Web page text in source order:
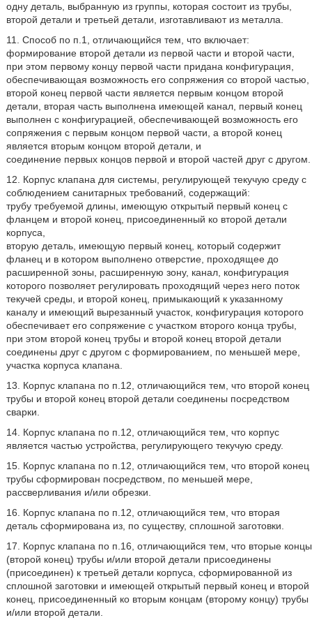
одну деталь, выбранную из группы, которая состоит из трубы,
второй детали и третьей детали, изготавливают из металла.
11. Способ по п.1, отличающийся тем, что включает:
формирование второй детали из первой части и второй части,
при этом первому концу первой части придана конфигурация,
обеспечивающая возможность его сопряжения со второй частью,
второй конец первой части является первым концом второй
детали, вторая часть выполнена имеющей канал, первый конец
выполнен с конфигурацией, обеспечивающей возможность его
сопряжения с первым концом первой части, а второй конец
является вторым концом второй детали, и
соединение первых концов первой и второй частей друг с другом.
12. Корпус клапана для системы, регулирующей текучую среду с
соблюдением санитарных требований, содержащий:
трубу требуемой длины, имеющую открытый первый конец с
фланцем и второй конец, присоединенный ко второй детали
корпуса,
вторую деталь, имеющую первый конец, который содержит
фланец и в котором выполнено отверстие, проходящее до
расширенной зоны, расширенную зону, канал, конфигурация
которого позволяет регулировать проходящий через него поток
текучей среды, и второй конец, примыкающий к указанному
каналу и имеющий вырезанный участок, конфигурация которого
обеспечивает его сопряжение с участком второго конца трубы,
при этом второй конец трубы и второй конец второй детали
соединены друг с другом с формированием, по меньшей мере,
участка корпуса клапана.
13. Корпус клапана по п.12, отличающийся тем, что второй конец
трубы и второй конец второй детали соединены посредством
сварки.
14. Корпус клапана по п.12, отличающийся тем, что корпус
является частью устройства, регулирующего текучую среду.
15. Корпус клапана по п.12, отличающийся тем, что второй конец
трубы сформирован посредством, по меньшей мере,
рассверливания и/или обрезки.
16. Корпус клапана по п.12, отличающийся тем, что вторая
деталь сформирована из, по существу, сплошной заготовки.
17. Корпус клапана по п.16, отличающийся тем, что вторые концы
(второй конец) трубы и/или второй детали присоединены
(присоединен) к третьей детали корпуса, сформированной из
сплошной заготовки и имеющей открытый первый конец и второй
конец, присоединенный ко вторым концам (второму концу) трубы
и/или второй детали.